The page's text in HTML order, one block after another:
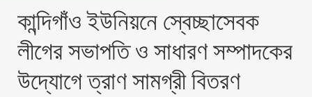
কান্দিগাঁও ইউনিয়নে স্বেচ্ছাসেবক
লীগের সভাপতি ও সাধারণ সম্পাদকের
উদ্যোগে ত্রাণ সামগ্রী বিতরণ